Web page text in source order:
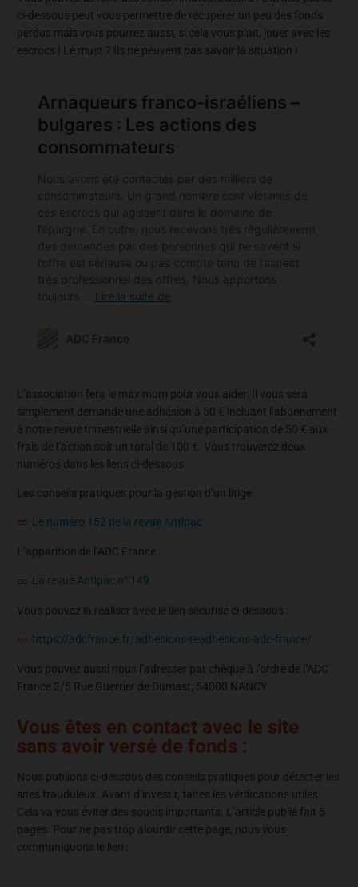
ci-dessous peut vous permettre de récupérer un peu des fonds
perdus mais vous pourrez aussi, si cela vous plait, jouer avec les
escrocs ! Le must ? Ils ne peuvent pas savoir la situation !
L’association fera le maximum pour vous aider. Il vous sera
simplement demandé une adhésion à 50 € incluant l’abonnement
à notre revue trimestrielle ainsi qu’une participation de 50 € aux
frais de l’action soit un total de 100 €. Vous trouverez deux
numéros dans les liens ci-dessous :
Les conseils pratiques pour la gestion d’un litige
Le numéro 152 de la revue Antipac
L’apparition de l’ADC France :
La revue Antipac n° 149
Vous pouvez la réaliser avec le lien sécurisé ci-dessous :
https://adcfrance.fr/adhesions-readhesions-adc-france/
Vous pouvez aussi nous l’adresser par chèque à l’ordre de l’ADC
France 3/5 Rue Guerrier de Dumast, 54000 NANCY
Vous êtes en contact avec le site
sans avoir versé de fonds :
Nous publions ci-dessous des conseils pratiques pour détecter les
sites frauduleux. Avant d’investir, faites les vérifications utiles.
Cela va vous éviter des soucis importants. L’article publié fait 5
pages. Pour ne pas trop alourdir cette page, nous vous
communiquons le lien :